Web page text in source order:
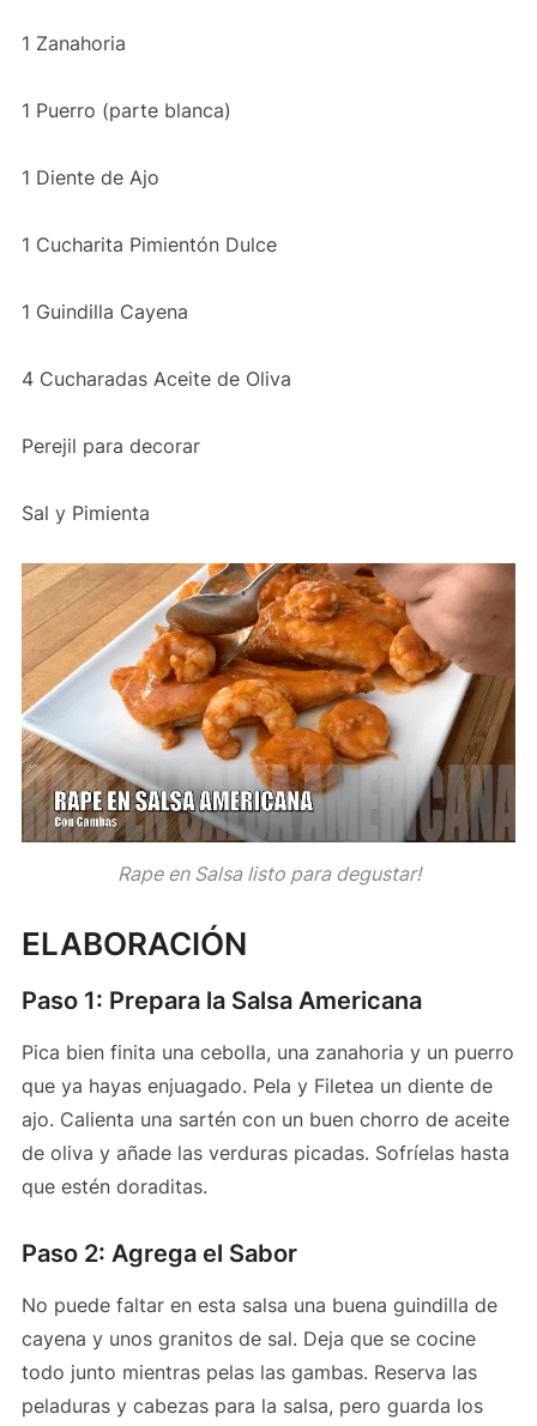
1 Zanahoria
1 Puerro (parte blanca)
1 Diente de Ajo
1 Cucharita Pimientón Dulce
1 Guindilla Cayena
4 Cucharadas Aceite de Oliva
Perejil para decorar
Sal y Pimienta
Rape en Salsa listo para degustar!
ELABORACIÓN
Paso 1: Prepara la Salsa Americana
Pica bien finita una cebolla, una zanahoria y un puerro
que ya hayas enjuagado. Pela y Filetea un diente de
ajo. Calienta una sartén con un buen chorro de aceite
de oliva y añade las verduras picadas. Sofríelas hasta
que estén doraditas.
Paso 2: Agrega el Sabor
No puede faltar en esta salsa una buena guindilla de
cayena y unos granitos de sal. Deja que se cocine
todo junto mientras pelas las gambas. Reserva las
peladuras y cabezas para la salsa, pero guarda los